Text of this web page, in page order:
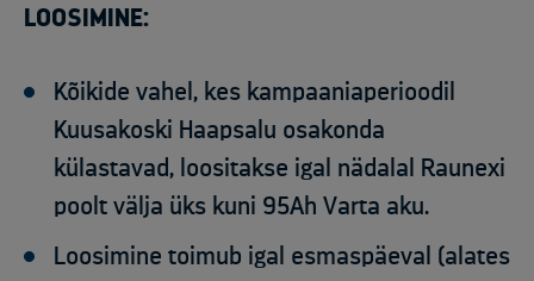
LOOSIMINE:
Kõikide vahel, kes kampaaniaperioodil
Kuusakoski Haapsalu osakonda
külastavad, loositakse igal nädalal Raunexi
poolt välja üks kuni 95Ah Varta aku.
Loosimine toimub igal esmaspäeval (alates